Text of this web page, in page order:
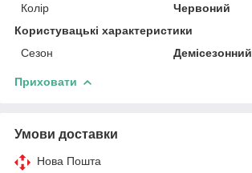
Колір
Червоний
Користувацькі характеристики
Сезон
Демісезонний
Приховати
Умови доставки
Нова Пошта